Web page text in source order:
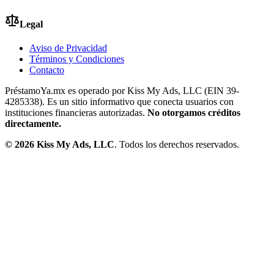
Legal
Aviso de Privacidad
Términos y Condiciones
Contacto
PréstamoYa.mx es operado por Kiss My Ads, LLC (EIN 39-
4285338). Es un sitio informativo que conecta usuarios con
instituciones financieras autorizadas. No otorgamos créditos
directamente.
© 2026 Kiss My Ads, LLC. Todos los derechos reservados.